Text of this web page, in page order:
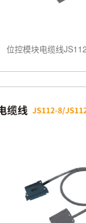
位控模块电缆线